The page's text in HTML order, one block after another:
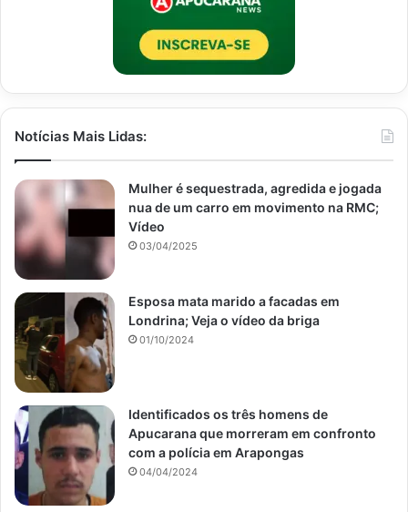
Notícias Mais Lidas:
Mulher é sequestrada, agredida e jogada
nua de um carro em movimento na RMC;
Vídeo
03/04/2025
Esposa mata marido a facadas em
Londrina; Veja o vídeo da briga
01/10/2024
Identificados os três homens de
Apucarana que morreram em confronto
com a polícia em Arapongas
04/04/2024